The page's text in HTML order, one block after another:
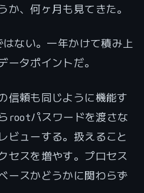
か、何ヶ月も見てきた。
ない。一年かけて積み上
ータポイントだ。
信頼も同じように機能す
rootパスワードを渡さな
ビューする。扱えること
セスを増やす。プロセス
ースかどうかに関わらず